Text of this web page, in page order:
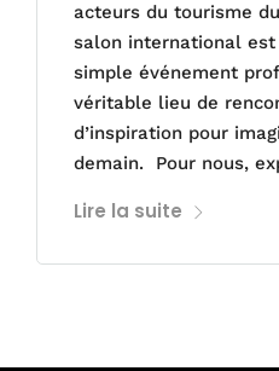
acteurs du tourisme
salon international est
simple événement
véritable lieu de
d’inspiration pour
demain. Pour nous,
Lire la suite